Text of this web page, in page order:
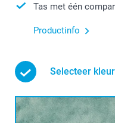
Tas met één
Productinfo
Selecteer kleur